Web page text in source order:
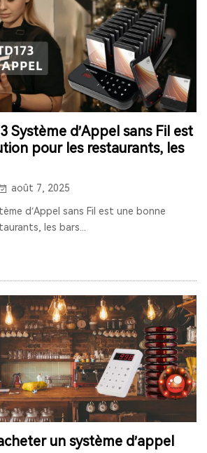
Système d’Appel sans Fil est
pour les restaurants, les
août 7, 2025
d’Appel sans Fil est une bonne
les bars...
un système d’appel
LONG TEMPS EN VEILLE
HÔPITAL RADIO RADIO PORTABLE
DE POCHE RADIO DE DOUCHE
ÉTANCHE
SANS FIL RADIO FM
TOUR GUIDE SYSTEM
INTERPHONE DE FENÊTRE
DE COMPTEUR À DEUX VOIES
LE SIGNAL 2.4G EST UNIVERSEL
ET FONCTION DE
SYSTÈME DE GUIDE TOURISTIQUE
RADIO PORTABLE